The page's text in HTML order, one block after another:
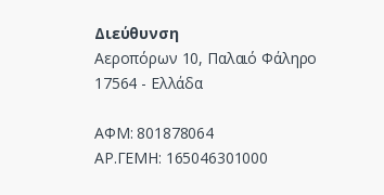
Διεύθυνση
Αεροπόρων 10, Παλαιό Φάληρο
17564 - Ελλάδα
ΑΦΜ: 801878064
ΑΡ.ΓΕΜΗ: 165046301000